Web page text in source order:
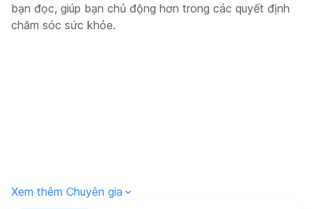
bạn đọc, giúp bạn chủ động hơn trong các quyết định
chăm sóc sức khỏe.
Xem thêm Chuyên gia